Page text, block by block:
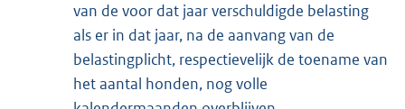
van de voor dat jaar verschuldigde belasting
als er in dat jaar, na de aanvang van de
belastingplicht, respectievelijk de toename van
het aantal honden, nog volle